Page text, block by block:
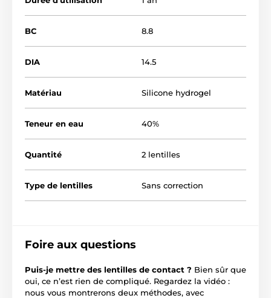
BC 8.8
DIA 14.5
Matériau Silicone hydrogel
Teneur en eau 40%
Quantité 2 lentilles
Type de lentilles Sans correction
Foire aux questions
Puis-je mettre des lentilles de contact ? Bien sûr que
oui, ce n’est rien de compliqué. Regardez la vidéo :
nous vous montrerons deux méthodes, avec